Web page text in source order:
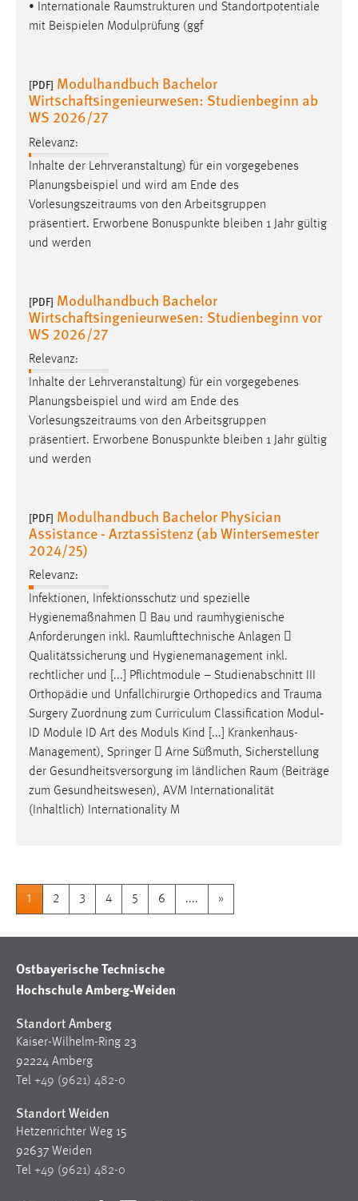
• Internationale Raumstrukturen und Standortpotentiale
mit Beispielen Modulprüfung (ggf
[PDF] Modulhandbuch Bachelor
Wirtschaftsingenieurwesen: Studienbeginn ab
WS 2026/27
Relevanz:
Inhalte der Lehrveranstaltung) für ein vorgegebenes
Planungsbeispiel und wird am Ende des
Vorlesungszeitraums von den Arbeitsgruppen
präsentiert. Erworbene Bonuspunkte bleiben 1 Jahr gültig
und werden
[PDF] Modulhandbuch Bachelor
Wirtschaftsingenieurwesen: Studienbeginn vor
WS 2026/27
Relevanz:
Inhalte der Lehrveranstaltung) für ein vorgegebenes
Planungsbeispiel und wird am Ende des
Vorlesungszeitraums von den Arbeitsgruppen
präsentiert. Erworbene Bonuspunkte bleiben 1 Jahr gültig
und werden
[PDF] Modulhandbuch Bachelor Physician
Assistance - Arztassistenz (ab Wintersemester
2024/25)
Relevanz:
Infektionen, Infektionsschutz und spezielle
Hygienemaßnahmen  Bau und raumhygienische
Anforderungen inkl. Raumlufttechnische Anlagen 
Qualitätssicherung und Hygienemanagement inkl.
rechtlicher und [...] Pflichtmodule – Studienabschnitt III
Orthopädie und Unfallchirurgie Orthopedics and Trauma
Surgery Zuordnung zum Curriculum Classification Modul‐
ID Module ID Art des Moduls Kind [...] Krankenhaus-
Management), Springer  Arne Süßmuth, Sicherstellung
der Gesundheitsversorgung im ländlichen Raum (Beiträge
zum Gesundheitswesen), AVM Internationalität
(Inhaltlich) Internationality M
1 2 3 4 5 6 .... »
Ostbayerische Technische
Hochschule Amberg-Weiden
Standort Amberg
Kaiser-Wilhelm-Ring 23
92224 Amberg
Tel +49 (9621) 482-0
Standort Weiden
Hetzenrichter Weg 15
92637 Weiden
Tel +49 (9621) 482-0